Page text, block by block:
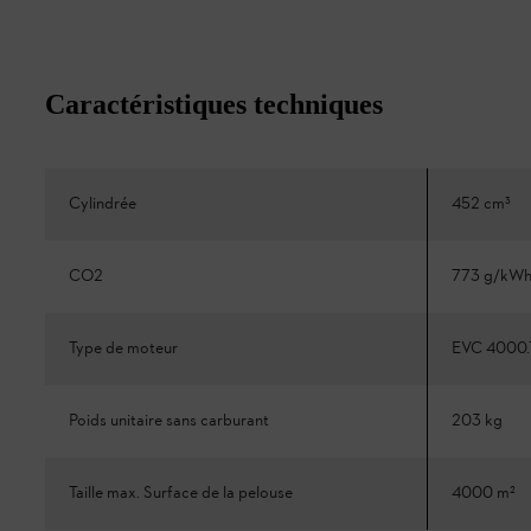
Caractéristiques techniques
Cylindrée 452 cm³
CO2 773 g/kWh
Type de moteur EVC
Poids unitaire sans carburant 203 kg
Taille max. Surface de la pelouse 4000 m²